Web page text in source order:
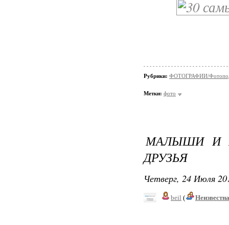
Рубрики: ФОТОГРАФИИ/
Метки: фото
МАЛЫШИ И
ДРУЗЬЯ
Четверг, 24 Июля
beil (